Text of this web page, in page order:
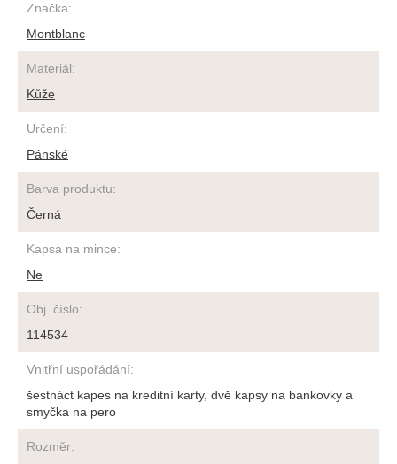
Značka:
Montblanc
Materiál:
Kůže
Určení:
Pánské
Barva produktu:
Černá
Kapsa na mince:
Ne
Obj. číslo:
114534
Vnitřní uspořádání:
šestnáct kapes na kreditní karty, dvě kapsy na bankovky a
smyčka na pero
Rozměr: